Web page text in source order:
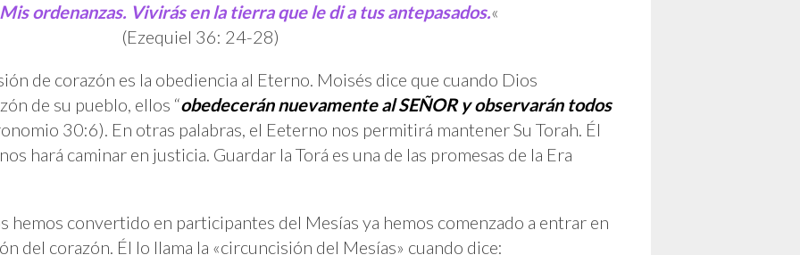
ordenanzas. Vivirás en la tierra que le di a tus antepasados.«
(Ezequiel 36: 24-28)
de corazón es la obediencia al Eterno. Moisés dice que cuando Dios
de su pueblo, ellos “obedecerán nuevamente al SEÑOR y observarán todos
30:6). En otras palabras, el Eeterno nos permitirá mantener Su Torah. Él
hará caminar en justicia. Guardar la Torá es una de las promesas de la Era
hemos convertido en participantes del Mesías ya hemos comenzado a entrar en
del corazón. Él lo llama la «circuncisión del Mesías» cuando dice: